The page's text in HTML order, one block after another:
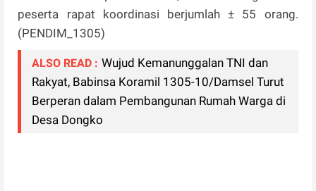
peserta rapat koordinasi berjumlah ± 55 orang.
(PENDIM_1305)
ALSO READ : Wujud Kemanunggalan TNI dan
Rakyat, Babinsa Koramil 1305-10/Damsel Turut
Berperan dalam Pembangunan Rumah Warga di
Desa Dongko